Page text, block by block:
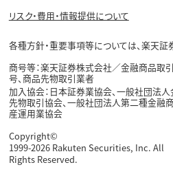
リスク・費用・情報提供について
各種方針・重要事項等については、楽天証
商号等：楽天証券株式会社／金融商品取
号、商品先物取引業者
加入協会：日本証券業協会、一般社団法
先物取引協会、一般社団法人第二種金融
産運用業協会
Copyright©
1999-2026 Rakuten Securities, Inc. All
Rights Reserved.